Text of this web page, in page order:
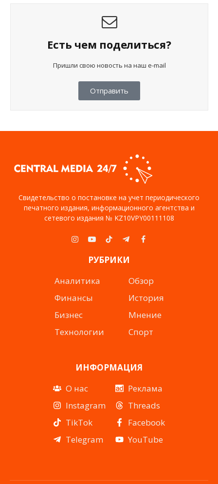
Есть чем поделиться?
Пришли свою новость на наш e-mail
Отправить
Свидетельство о постановке на учет периодического
печатного издания, информационного агентства и
сетевого издания № KZ10VPY00111108
Instagram
YouTubeTikTokTelegramFacebook
РУБРИКИ
Аналитика
Финансы
Бизнес
Технологии
Обзор
История
Мнение
Спорт
ИНФОРМАЦИЯ
О нас
Instagram
TikTok
Telegram
Реклама
Threads
Facebook
YouTube